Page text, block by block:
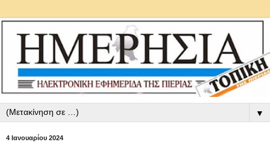
▼
4 Ιανουαρίου 2024